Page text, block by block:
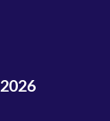
2026